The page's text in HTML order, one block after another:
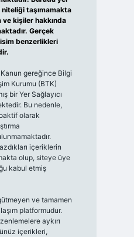
taşımamakta
kişiler hakkında
Gerçek
benzerlikleri
Kanun gereğince Bilgi
Kurumu (BTK)
bir Yer Sağlayıcı
Bu nedenle,
olarak
içeriklerin
olup, siteye üye
kabul etmiş
ve tamamen
platformudur.
aykırı
içerikleri,